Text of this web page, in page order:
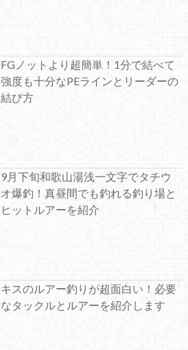
FGノットより超簡単！1分で結べて
強度も十分なPEラインとリーダーの
結び方
9月下旬和歌山湯浅一文字でタチウ
オ爆釣！真昼間でも釣れる釣り場と
ヒットルアーを紹介
キスのルアー釣りが超面白い！必要
なタックルとルアーを紹介します